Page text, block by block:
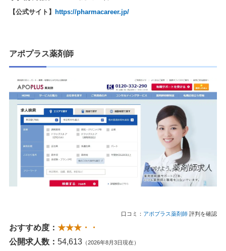
【公式サイト】 https://pharmacareer.jp/
アポプラス薬剤師
口コミ： アポプラス薬剤師 評判を確認
おすすめ度： ★★★・・
公開求人数： 54,613 （2026年8月3日現在）